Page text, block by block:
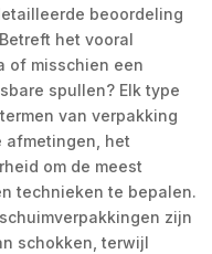
beoordeling
het vooral
of misschien een
spullen? Elk type
van verpakking
afmetingen, het
om de meest
technieken te bepalen.
zijn
schokken, terwijl